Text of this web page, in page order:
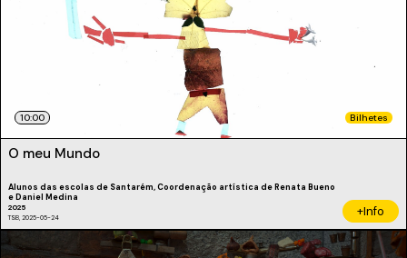
10:00 Bilhetes
O meu Mundo
Alunos das escolas de Santarém, Coordenação artística de Renata Bueno
e Daniel Medina
2025
TSB, 2025-05-24 +Info